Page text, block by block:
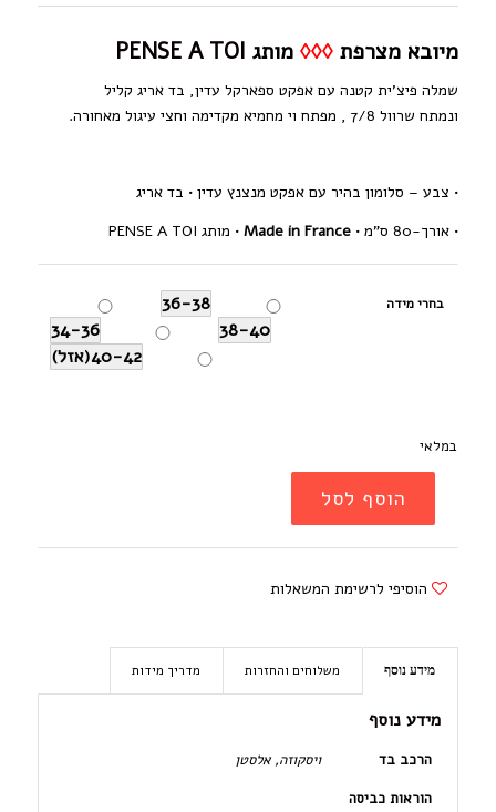
מיובא מצרפת ◊◊◊ מותג PENSE A TOI
שמלה פיצ’ית קטנה עם אפקט ספארקל עדין, בד אריג קליל
ונמתח שרוול 7/8 , מפתח וי מחמיא מקדימה וחצי עיגול מאחורה.
• צבע – סלומון בהיר עם אפקט מנצנץ עדין • בד אריג
• אורך-80 ס”מ
•
Made in France
• מותג PENSE A TOI
בחרי מידה
36-38
38-40
34-36
40-42(אזל)
במלאי
הוסף לסל
הוסיפי לרשימת המשאלות
מידע נוסף משלוחים והחזרות מדריך מידות
מידע נוסף
הרכב בד
ויסקוזה, אלסטן
הוראות כביסה